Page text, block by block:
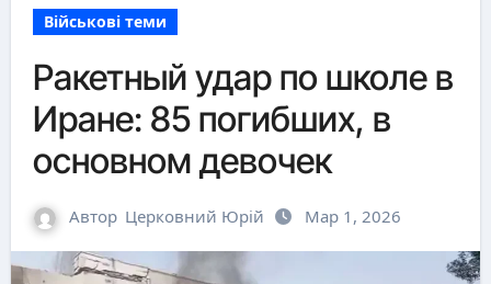
Військові теми
Ракетный удар по школе в
Иране: 85 погибших, в
основном девочек
Автор Церковний Юрій Мар 1, 2026